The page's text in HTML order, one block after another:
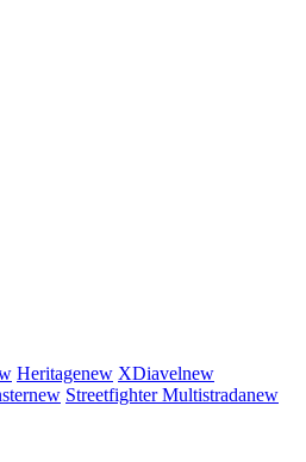
Heritagenew XDiavelnew
new StreetfighterMultistradanew